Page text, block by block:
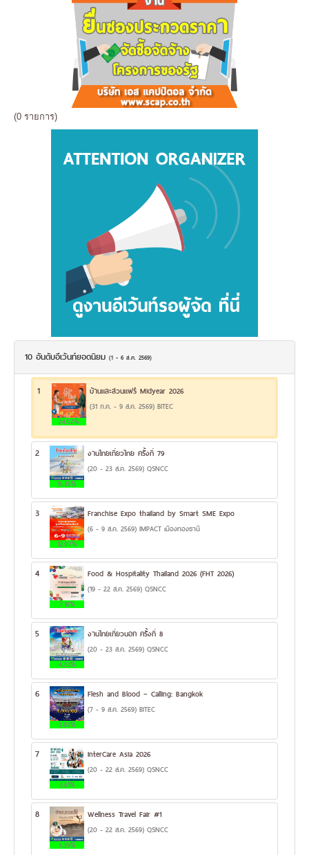
(0 รายการ)
10 อันดับอีเว้นท์ยอดนิยม (1 - 6 ส.ค. 2569)
1
24.52%
บ้านและสวนแฟร์ Midyear 2026
(31 ก.ค. - 9 ส.ค. 2569) BITEC
2
15.35%
งานไทยเที่ยวไทย ครั้งที่ 79
(20 - 23 ส.ค. 2569) QSNCC
3
12.07%
Franchise Expo thailand by Smart SME Expo
(6 - 9 ส.ค. 2569) IMPACT เมืองทองธานี
4
7.18%
Food & Hospitality Thailand 2026 (FHT 2026)
(19 - 22 ส.ค. 2569) QSNCC
5
4.23%
งานไทยเที่ยวนอก ครั้งที่ 8
(20 - 23 ส.ค. 2569) QSNCC
6
3.83%
Flesh and Blood – Calling: Bangkok
(7 - 9 ส.ค. 2569) BITEC
7
3.61%
InterCare Asia 2026
(20 - 22 ส.ค. 2569) QSNCC
8
3.39%
Wellness Travel Fair #1
(20 - 22 ส.ค. 2569) QSNCC